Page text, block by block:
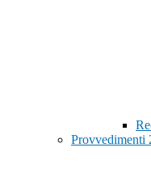
Provvedimenti